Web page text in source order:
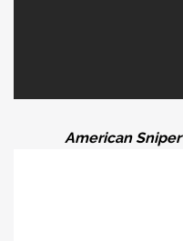
American